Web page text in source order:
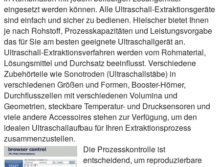
eingesetzt werden können. Alle Ultraschall-Extraktionsgeräte
sind einfach und sicher zu bedienen. Hielscher bietet Ihnen
je nach Rohstoff, Prozesskapazitäten und Leistungsvorgabe
das für Sie am besten geeignete Ultraschallgerät an.
Ultraschall-Extraktionsverfahren werden vom Rohmaterial,
Lösungsmittel und Durchsatz beeinflusst. Verschiedene
Zubehörteile wie Sonotroden (Ultraschallstäbe) in
verschiedenen Größen und Formen, Booster-Hörner,
Durchflusszellen mit verschiedenen Volumina und
Geometrien, steckbare Temperatur- und Drucksensoren und
viele andere Accessoires stehen zur Verfügung, um den
idealen Ultraschallaufbau für Ihren Extraktionsprozess
zusammenzustellen.
Die Prozesskontrolle ist
entscheidend, um reproduzierbare